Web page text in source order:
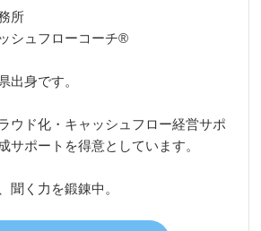
所
シュフローコーチ®
出身です。
ウド化・キャッシュフロー経営サポ
サポートを得意としています。
聞く力を鍛錬中。